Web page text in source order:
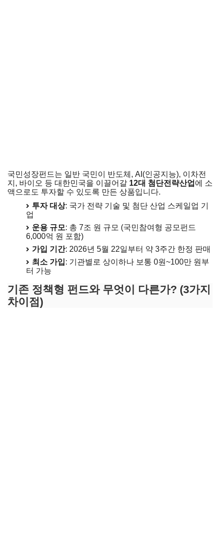
국민성장펀드는 일반 국민이 반도체, AI(인공지능), 이차전
지, 바이오 등 대한민국을 이끌어갈 12대 첨단전략산업 에 소
액으로도 투자할 수 있도록 만든 상품입니다.
투자 대상: 국가 전략 기술 및 첨단 산업 스케일업 기
업
운용 규모: 총 7조 원 규모 (국민참여형 공모펀드
6,000억 원 포함)
가입 기간: 2026년 5월 22일부터 약 3주간 한정 판매
최소 가입: 기관별로 상이하나 보통 0원~100만 원부
터 가능
기존 정책형 펀드와 무엇이 다른가? (3가지
차이점)